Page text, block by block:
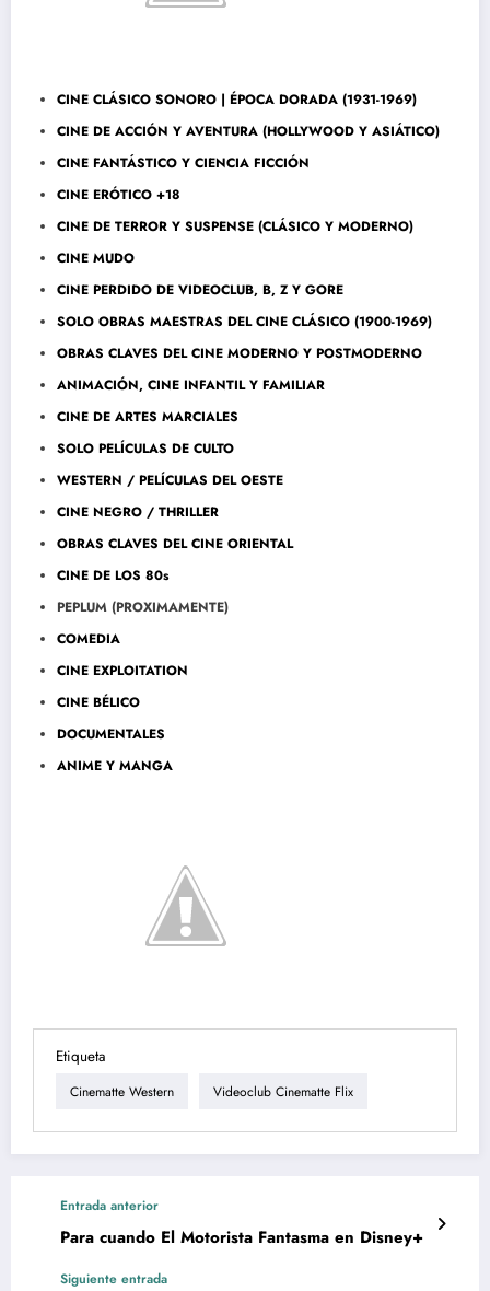
CINE CLÁSICO SONORO | ÉPOCA DORADA (1931-1969)
CINE DE ACCIÓN Y AVENTURA (HOLLYWOOD Y ASIÁTICO)
CINE FANTÁSTICO Y CIENCIA FICCIÓN
CINE ERÓTICO +18
CINE DE TERROR Y SUSPENSE (CLÁSICO Y MODERNO)
CINE MUDO
CINE PERDIDO DE VIDEOCLUB, B, Z Y GORE
SOLO OBRAS MAESTRAS DEL CINE CLÁSICO (1900-1969)
OBRAS CLAVES DEL CINE MODERNO Y POSTMODERNO
ANIMACIÓN, CINE INFANTIL Y FAMILIAR
CINE DE ARTES MARCIALES
SOLO PELÍCULAS DE CULTO
WESTERN / PELÍCULAS DEL OESTE
CINE NEGRO / THRILLER
OBRAS CLAVES DEL CINE ORIENTAL
CINE DE LOS 80s
PEPLUM (PROXIMAMENTE)
COMEDIA
CINE EXPLOITATION
CINE BÉLICO
DOCUMENTALES
ANIME Y MANGA
Etiqueta
Cinematte Western Videoclub Cinematte Flix
Entrada anterior
Para cuando El Motorista Fantasma en Disney+
Siguiente entrada